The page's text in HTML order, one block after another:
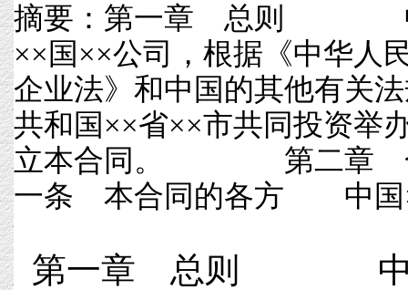
摘要：第一章 总则 中
××国××公司，根据《中华人
企业法》和中国的其他有关
共和国××省××市共同投资举
立本合同。 第二
一条 本合同的各方 中国
第一章 总则 中国